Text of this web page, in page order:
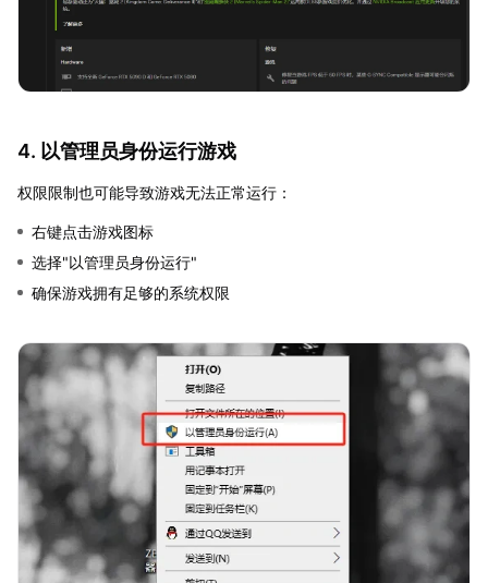
4. 以管理员身份运行游戏
权限限制也可能导致游戏无法正常运行：
右键点击游戏图标
选择"以管理员身份运行"
确保游戏拥有足够的系统权限